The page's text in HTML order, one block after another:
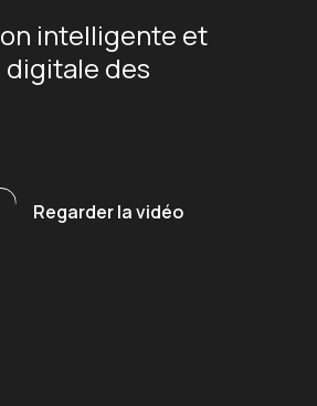
intelligente et
des
Regarder la vidéo